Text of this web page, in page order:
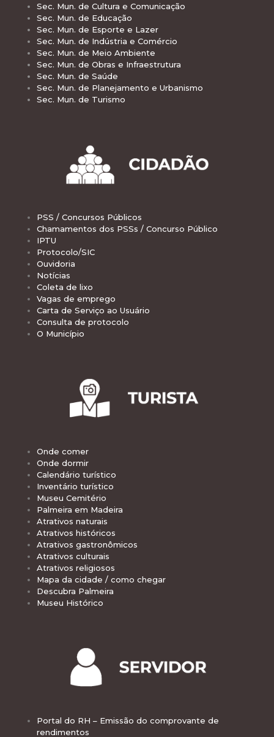
Sec. Mun. de Cultura e Comunicação
Sec. Mun. de Educação
Sec. Mun. de Esporte e Lazer
Sec. Mun. de Indústria e Comércio
Sec. Mun. de Meio Ambiente
Sec. Mun. de Obras e Infraestrutura
Sec. Mun. de Saúde
Sec. Mun. de Planejamento e Urbanismo
Sec. Mun. de Turismo
PSS / Concursos Públicos
Chamamentos dos PSSs / Concurso Público
IPTU
Protocolo/SIC
Ouvidoria
Notícias
Coleta de lixo
Vagas de emprego
Carta de Serviço ao Usuário
Consulta de protocolo
O Município
Onde comer
Onde dormir
Calendário turístico
Inventário turístico
Museu Cemitério
Palmeira em Madeira
Atrativos naturais
Atrativos históricos
Atrativos gastronômicos
Atrativos culturais
Atrativos religiosos
Mapa da cidade / como chegar
Descubra Palmeira
Museu Histórico
Portal do RH – Emissão do comprovante de
rendimentos